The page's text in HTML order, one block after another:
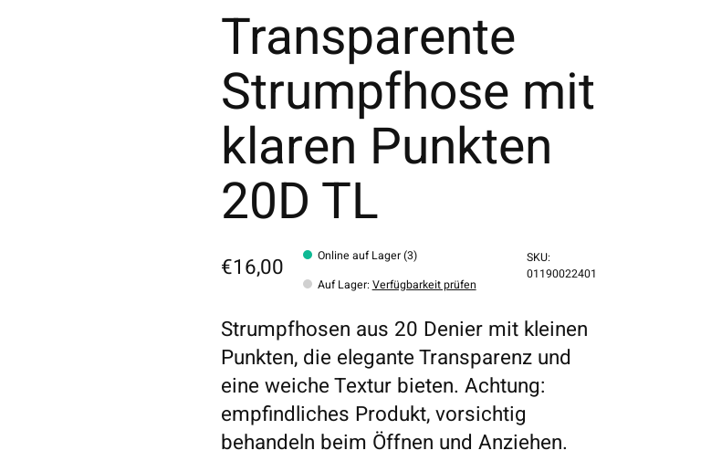
Transparente
Strumpfhose mit
klaren Punkten
20D TL
€16,00
Online auf Lager (3)
Auf Lager: Verfügbarkeit prüfen
SKU:
01190022401
Strumpfhosen aus 20 Denier mit kleinen
Punkten, die elegante Transparenz und
eine weiche Textur bieten. Achtung:
empfindliches Produkt, vorsichtig
behandeln beim Öffnen und Anziehen.